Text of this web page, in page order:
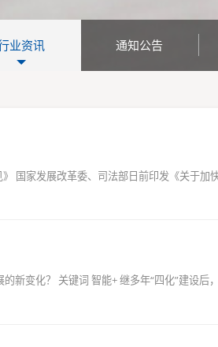
业资讯 通知公告
国家发展改革委、司法部日前印发《关于加
新变化？ 关键词 智能+ 继多年“四化”建设后